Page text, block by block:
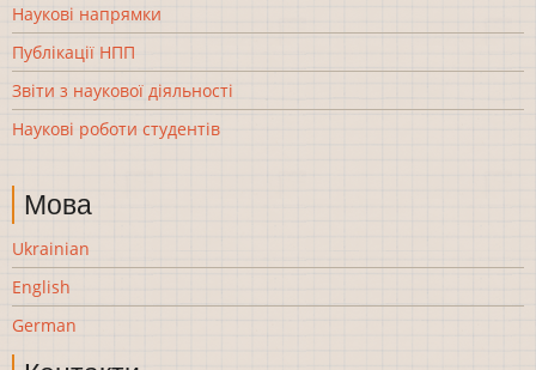
Наукові напрямки
Публікації НПП
Звіти з наукової діяльності
Наукові роботи студентів
Мова
Ukrainian
English
German